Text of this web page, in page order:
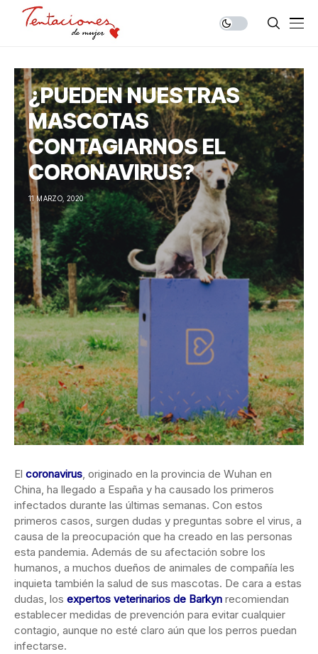
¿PUEDEN NUESTRAS
MASCOTAS
CONTAGIARNOS EL
CORONAVIRUS?
11 MARZO, 2020
El coronavirus, originado en la provincia de Wuhan en
China, ha llegado a España y ha causado los primeros
infectados durante las últimas semanas. Con estos
primeros casos, surgen dudas y preguntas sobre el virus, a
causa de la preocupación que ha creado en las personas
esta pandemia. Además de su afectación sobre los
humanos, a muchos dueños de animales de compañía les
inquieta también la salud de sus mascotas. De cara a estas
dudas, los expertos veterinarios de Barkyn recomiendan
establecer medidas de prevención para evitar cualquier
contagio, aunque no esté claro aún que los perros puedan
infectarse.